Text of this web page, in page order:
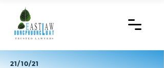
21/10/21